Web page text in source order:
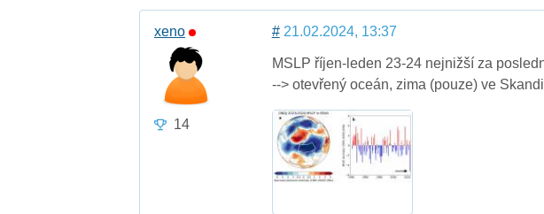
xeno
14
#21.02.2024, 13:37
MSLP říjen-leden 23-24 nejnižší za
--> otevřený oceán, zima (pouze) ve